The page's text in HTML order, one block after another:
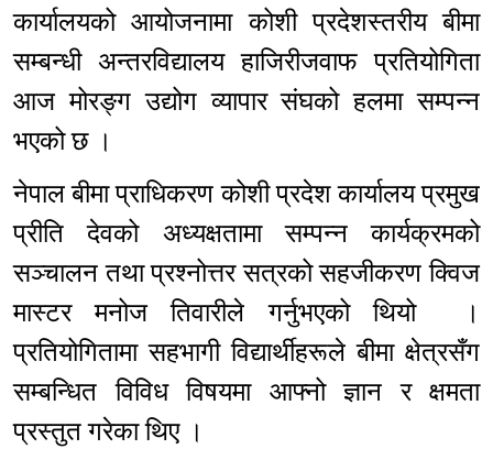
कार्यालयको आयोजनामा कोशी प्रदेशस्तरीय बीमा
सम्बन्धी अन्तरविद्यालय हाजिरीजवाफ प्रतियोगिता
आज मोरङ्ग उद्योग व्यापार संघको हलमा सम्पन्न
भएको छ ।
नेपाल बीमा प्राधिकरण कोशी प्रदेश कार्यालय प्रमुख
प्रीति देवको अध्यक्षतामा सम्पन्न कार्यक्रमको
सञ्चालन तथा प्रश्नोत्तर सत्रको सहजीकरण क्विज
मास्टर मनोज तिवारीले गर्नुभएको थियो ।
प्रतियोगितामा सहभागी विद्यार्थीहरूले बीमा क्षेत्रसँग
सम्बन्धित विविध विषयमा आफ्नो ज्ञान र क्षमता
प्रस्तुत गरेका थिए ।